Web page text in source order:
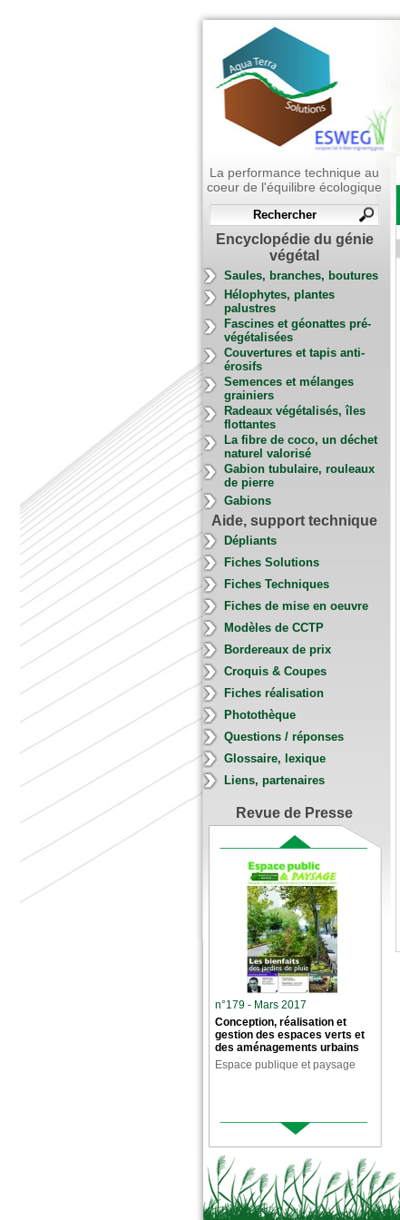
La performance technique au
coeur de l'équilibre écologique
Encyclopédie du génie
végétal
Saules, branches, boutures
Hélophytes, plantes
palustres
Fascines et géonattes pré-
végétalisées
Couvertures et tapis anti-
érosifs
Semences et mélanges
grainiers
Radeaux végétalisés, îles
flottantes
La fibre de coco, un déchet
naturel valorisé
Gabion tubulaire, rouleaux
de pierre
Gabions
Aide, support technique
Dépliants
Fiches Solutions
Fiches Techniques
Fiches de mise en oeuvre
Modèles de CCTP
Bordereaux de prix
Croquis & Coupes
Fiches réalisation
Photothèque
Questions / réponses
Glossaire, lexique
Liens, partenaires
Revue de Presse
n°179 - Mars 2017
Conception, réalisation et
gestion des espaces verts et
des aménagements urbains
Espace publique et paysage